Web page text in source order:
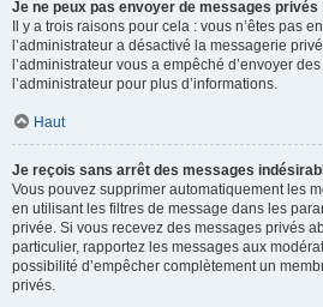
Je ne peux pas envoyer de messages privés
Il y a trois raisons pour cela : vous n’êtes pas
l’administrateur a désactivé la messagerie
l’administrateur vous a empêché d’envoyer
l’administrateur pour plus d’informations.
Haut
Je reçois sans arrêt des messages
Vous pouvez supprimer automatiquement les
en utilisant les filtres de message dans les
privée. Si vous recevez des messages privés
particulier, rapportez les messages aux
possibilité d’empêcher complètement un
privés.